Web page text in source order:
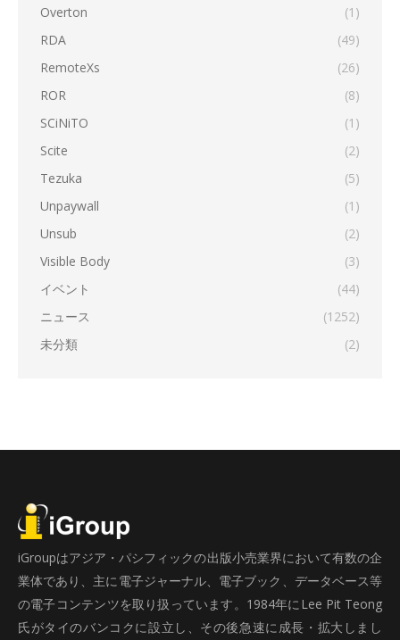
Overton
(1)
RDA
(49)
RemoteXs
(26)
ROR
(8)
SCiNiTO
(1)
Scite
(2)
Tezuka
(5)
Unpaywall
(1)
Unsub
(2)
Visible Body
(3)
イベント
(44)
ニュース
(1252)
未分類
(2)
iGroupはアジア・パシフィックの出版小売業界において有数の企
業体であり、主に電子ジャーナル、電子ブック、データベース等
の電子コンテンツを取り扱っています。1984年にLee Pit Teong
氏がタイのバンコクに設立し、その後急速に成長・拡大しまし